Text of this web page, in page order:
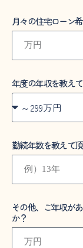
月々の住宅ローン
年度の年収を教え
勤続年数を教えて
その他、ご年収が
か